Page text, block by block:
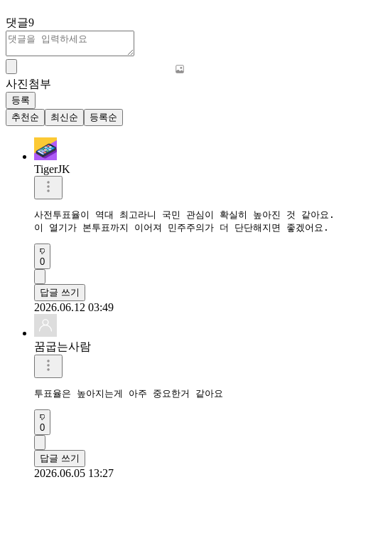
댓글9
사진첨부
등록
추천순
최신순 등록순
TigerJK
사전투표율이 역대 최고라니 국민 관심이 확실히 높아진 것 같아요.
이 열기가 본투표까지 이어져 민주주의가 더 단단해지면 좋겠어요.
0
답글 쓰기
2026.06.12 03:49
꿈굽는사람
투표율은 높아지는게 아주 중요한거 같아요
0
답글 쓰기
2026.06.05 13:27